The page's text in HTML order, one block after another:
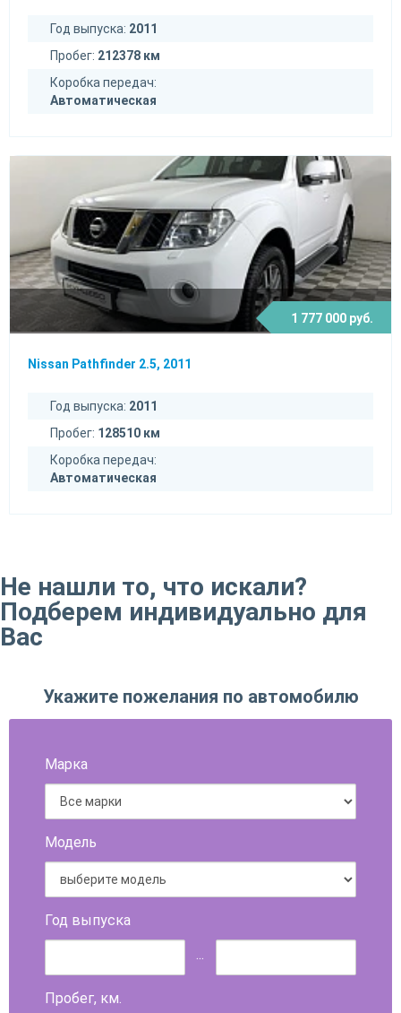
Год выпуска: 2011
Пробег: 212378 км
Коробка передач:
Автоматическая
1 777 000 руб.
Nissan Pathfinder 2.5, 2011
Год выпуска: 2011
Пробег: 128510 км
Коробка передач:
Автоматическая
Не нашли то, что искали?
Подберем индивидуально для
Вас
Укажите пожелания по автомобилю
Марка
Модель
Год выпуска
...
Пробег, км.